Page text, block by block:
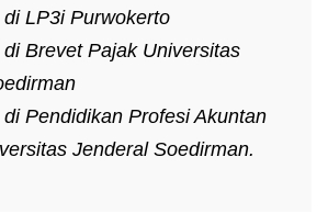
LP3i Purwokerto
Brevet Pajak Universitas
Pendidikan Profesi Akuntan
Jenderal Soedirman.